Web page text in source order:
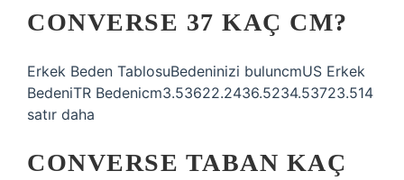
CONVERSE 37 KAÇ CM?
Erkek Beden TablosuBedeninizi buluncmUS Erkek
BedeniTR Bedenicm3.53622.2436.5234.53723.514
satır daha
CONVERSE TABAN KAÇ